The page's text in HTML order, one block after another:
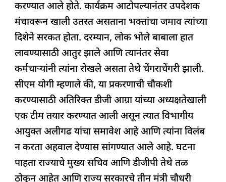
करण्यात आले होते. कार्यक्रम आटोपल्यानंतर उपदेशक
मंचावरून खाली उतरत असताना भक्तांचा जमाव त्यांच्या
दिशेने सरकत होता. दरम्यान, लोक भोले बाबाला हात
लावण्यासाठी आतुर झाले आणि त्यानंतर सेवा
कर्मचाऱ्यांनी त्यांना रोखले असता तेथे चेंगराचेंगरी झाली.
सीएम योगी म्हणाले की, या प्रकरणाची चौकशी
करण्यासाठी अतिरिक्त डीजी आग्रा यांच्या अध्यक्षतेखाली
एक टीम तयार करण्यात आली असून त्यात विभागीय
आयुक्त अलीगढ यांचा समावेश आहे आणि त्यांना विलंब
न करता अहवाल देण्यास सांगण्यात आले आहे. घटना
पाहता राज्याचे मुख्य सचिव आणि डीजीपी तेथे तळ
ठोकून आहेत आणि राज्य सरकारचे तीन मंत्री चौधरी